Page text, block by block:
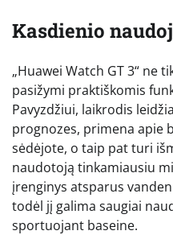
Kasdienio
„Huawei Watch GT 3“ ne
pasižymi praktiškomis
Pavyzdžiui, laikrodis
prognozes, primena apie
sėdėjote, o taip pat turi
naudotoją tinkamiausiu
įrenginys atsparus
todėl jį galima saugiai
sportuojant baseine.